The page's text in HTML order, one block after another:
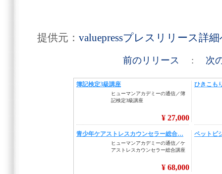
提供元： valuepressプレスリリース詳
前のリリース : 次